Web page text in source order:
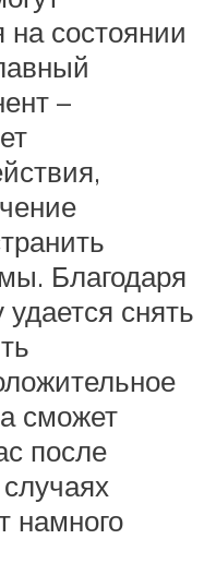
на состоянии
–
Благодаря
снять
сможет
после
намного